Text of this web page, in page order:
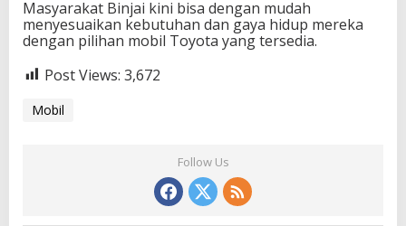
Masyarakat Binjai kini bisa dengan mudah
menyesuaikan kebutuhan dan gaya hidup mereka
dengan pilihan mobil Toyota yang tersedia.
Post Views: 3,672
Mobil
Follow Us